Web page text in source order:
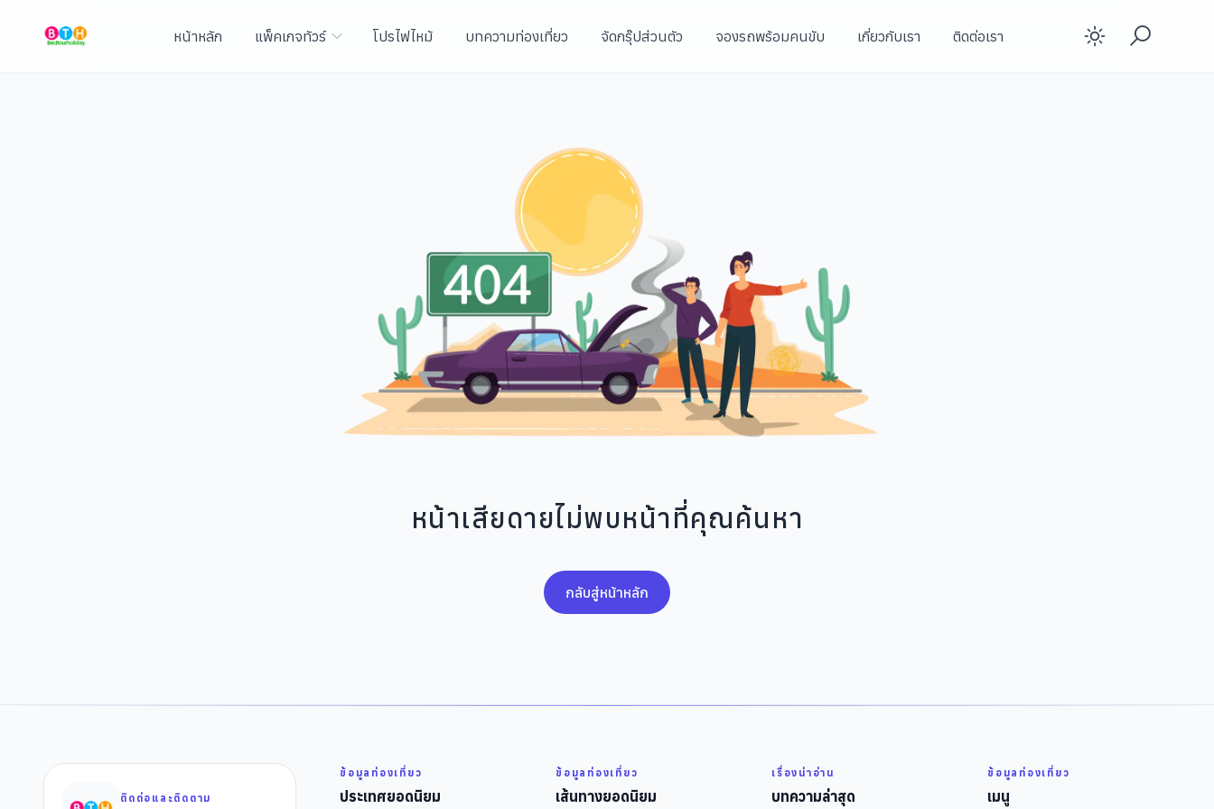
หน้าหลัก แพ็คเกจทัวร์ โปรไฟไหม้ บทความท่องเที่ยว จัดกรุ๊ปส่วนตัว จองรถพร้อมคนขับ เกี่ยวกับเรา ติดต่อเรา Enable
หน้าเสียดายไม่พบหน้าที่คุณค้นหา
กลับสู่หน้าหลัก
ติดต่อและติดตาม
ข้อมูลท่องเที่ยว
ประเทศยอดนิยม
ข้อมูลท่องเที่ยว
เส้นทางยอดนิยม
เรื่องน่าอ่าน
บทความล่าสุด
ข้อมูลท่องเที่ยว
เมนู